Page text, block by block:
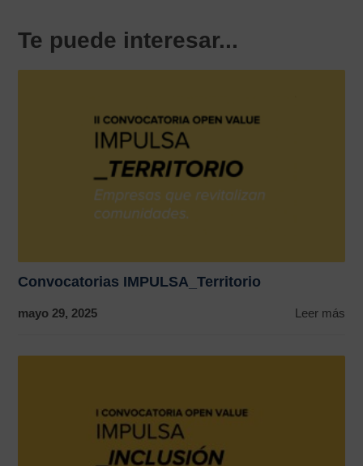
Te puede interesar...
Convocatorias IMPULSA_Territorio
mayo 29, 2025 Leer más